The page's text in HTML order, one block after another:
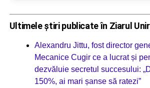
Ultimele știri publicate în Ziarul
Alexandru Jittu, fost director
Mecanice Cugir ce a lucrat și
dezvăluie secretul succesului:
150%, ai mari șanse să ratezi”